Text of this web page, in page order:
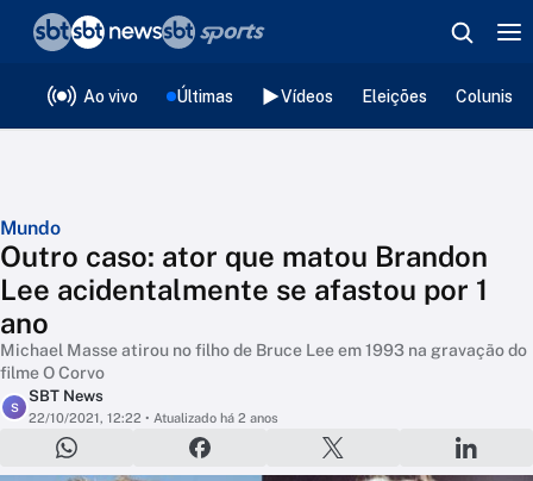
Ao vivo Últimas Vídeos Eleições
Mundo
Outro caso: ator que matou Brandon
Lee acidentalmente se afastou por 1
ano
Michael Masse atirou no filho de Bruce Lee em 1993 na gravação do
filme O Corvo
S
SBT News
22/10/2021, 12:22 • Atualizado há 2 anos
❮voltar
Editorias